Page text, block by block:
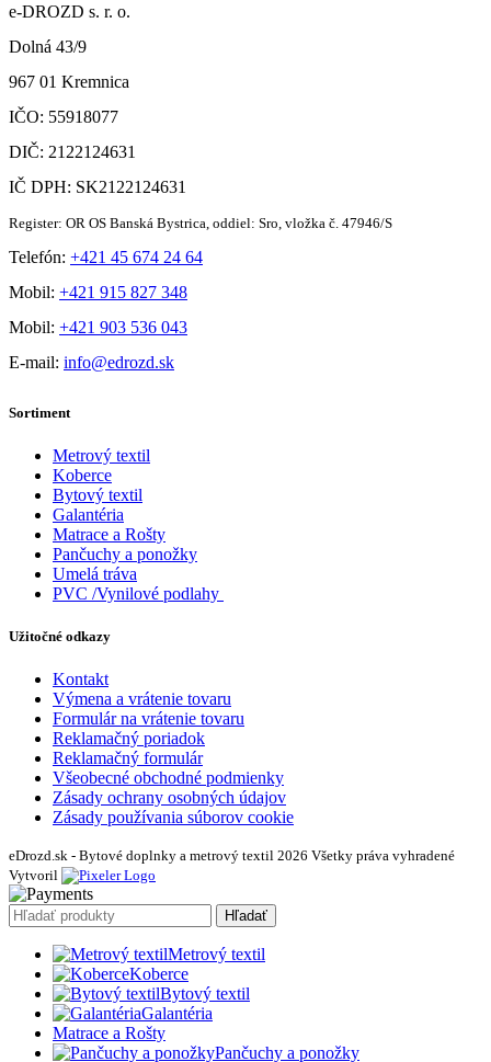
e-DROZD s. r. o.
Dolná 43/9
967 01 Kremnica
IČO: 55918077
DIČ: 2122124631
IČ DPH: SK2122124631
Register: OR OS Banská Bystrica, oddiel: Sro, vložka č. 47946/S
Telefón: +421 45 674 24 64
Mobil: +421 915 827 348
Mobil: +421 903 536 043
E-mail: info@edrozd.sk
Sortiment
Metrový textil
Koberce
Bytový textil
Galantéria
Matrace a Rošty
Pančuchy a ponožky
Umelá tráva
PVC /Vynilové podlahy
Užitočné odkazy
Kontakt
Výmena a vrátenie tovaru
Formulár na vrátenie tovaru
Reklamačný poriadok
Reklamačný formulár
Všeobecné obchodné podmienky
Zásady ochrany osobných údajov
Zásady používania súborov cookie
eDrozd.sk - Bytové doplnky a metrový textil 2026 Všetky práva vyhradené
Vytvoril
Hľadať
Metrový textil
Koberce
Bytový textil
Galantéria
Matrace a Rošty
Pančuchy a ponožky